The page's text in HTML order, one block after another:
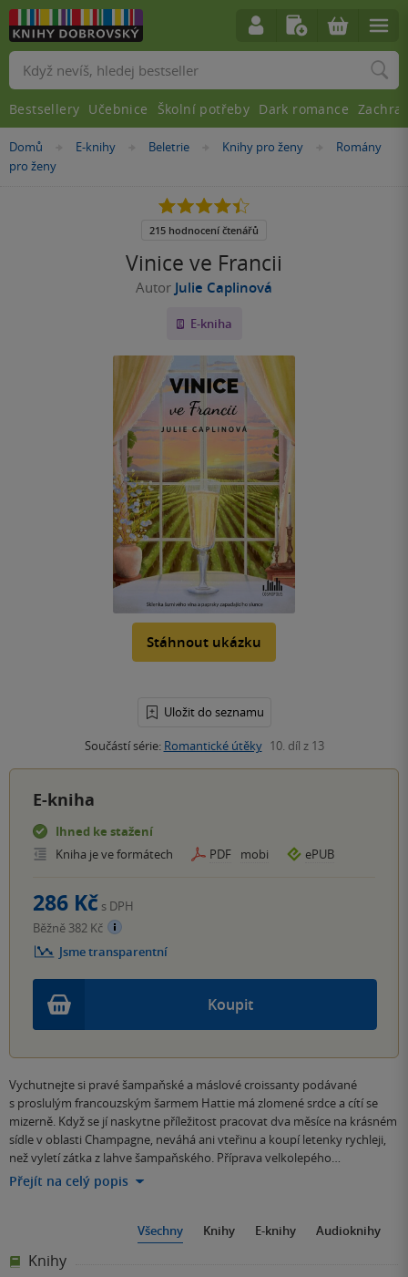
Nacházíte
se
Domů »
E-knihy »
Beletrie »
Knihy pro ženy »
Romány
pro ženy
Vinice ve Francii
Autor Julie Caplinová
E-kniha
Stáhnout ukázku
Uložit do seznamu
Součástí série: Romantické útěky 10. díl z 13
4.4
5
215 hodnocení čtenářů
E-kniha
Ihned ke stažení
Kniha je ve formátech
PDF mobi ePUB
Koupit
286 Kč s DPH
Běžně 382 Kč
Jsme transparentní
Vychutnejte si pravé šampaňské a máslové croissanty podávané
s proslulým francouzským šarmem Hattie má zlomené srdce a cítí se
mizerně. Když se jí naskytne příležitost pracovat dva měsíce na krásném
sídle v oblasti Champagne, neváhá ani vteřinu a koupí letenky rychleji,
než vyletí zátka z lahve šampaňského. Příprava velkolepého…
Přejít na celý popis
Všechny Knihy E-knihy Audioknihy
Knihy
Vyhledávání
Bestsellery Učebnice Školní potřeby Dark romance